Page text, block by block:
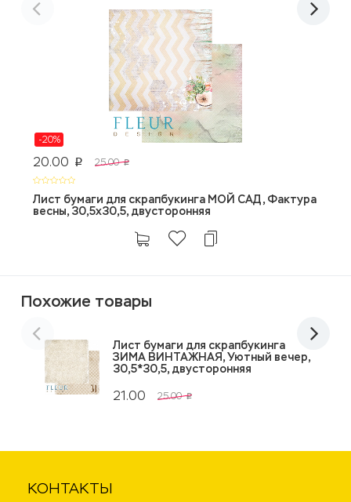
-20%
20.00 p 25.00 p
Лист бумаги для скрапбукинга МОЙ САД, Фактура
весны, 30,5х30,5, двусторонняя
Похожие товары
21.00 25.00p
Лист бумаги для скрапбукинга
ЗИМА ВИНТАЖНАЯ, Уютный вечер,
30,5*30,5, двусторонняя
КОНТАКТЫ